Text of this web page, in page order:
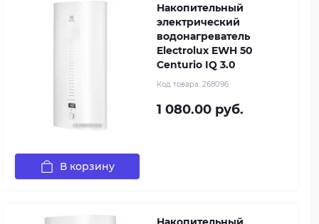
Накопительный
электрический
водонагреватель
Electrolux EWH 50
Centurio IQ 3.0
Код товара: 268096
1 080.00 руб.
В корзину